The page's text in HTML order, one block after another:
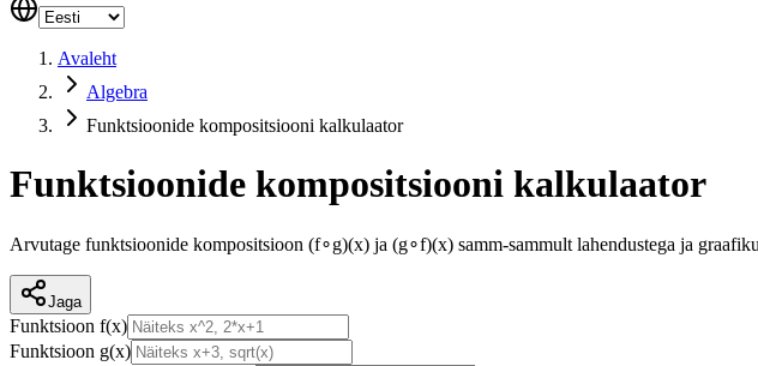
Avaleht
Algebra
Funktsioonide kompositsiooni kalkulaator
Funktsioonide kompositsiooni kalkulaator
Arvutage funktsioonide kompositsioon (f∘g)(x) ja (g∘f)(x) samm-sammult lahendustega ja
Jaga
Funktsioon f(x)
Funktsioon g(x)